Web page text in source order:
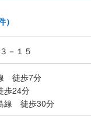
－１５
徒歩7分
歩24分
線 徒歩30分